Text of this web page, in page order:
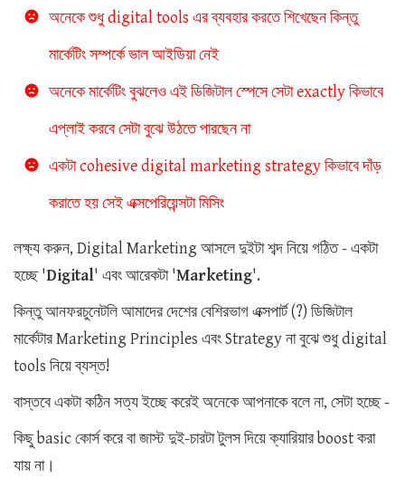
অনেকে শুধু digital tools এর ব্যবহার করতে শিখেছেন কিন্তু
মার্কেটিং সম্পর্কে ভাল আইডিয়া নেই
অনেকে মার্কেটিং বুঝলেও এই ডিজিটাল স্পেসে সেটা exactly কিভাবে
এপ্লাই করবে সেটা বুঝে উঠতে পারছেন না
একটা cohesive digital marketing strategy কিভাবে দাঁড়
করাতে হয় সেই এক্সপেরিয়েন্সটা মিসিং
লক্ষ্য করুন, Digital Marketing আসলে দুইটা শব্দ নিয়ে গঠিত - একটা
হচ্ছে 'Digital' এবং আরেকটা 'Marketing'.
কিন্তু আনফরচুনেটলি আমাদের দেশের বেশিরভাগ এক্সপার্ট (?) ডিজিটাল
মার্কেটার Marketing Principles এবং Strategy না বুঝে শুধু digital
tools নিয়ে ব্যস্ত!
বাস্তবে একটা কঠিন সত্য ইচ্ছে করেই অনেকে আপনাকে বলে না, সেটা হচ্ছে -
কিছু basic কোর্স করে বা জাস্ট দুই-চারটা টুলস দিয়ে ক্যারিয়ার boost করা
যায় না।